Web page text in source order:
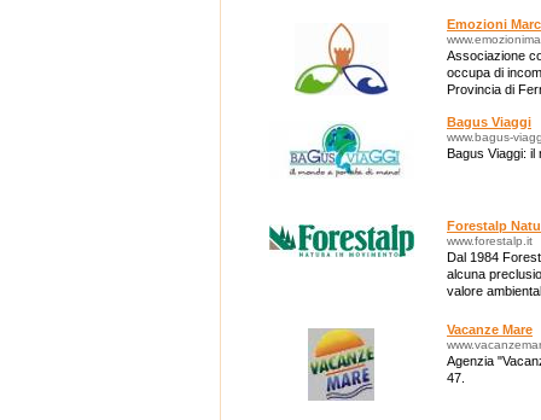
Emozioni
Associazione
occupa di
Provincia di
Bagus Viaggi
www.bagus-
Bagus Viaggi: il
Forestalp
www.forestalp.it
Dal 1984
alcuna
valore
Vacanze Mare
Agenzia
47.